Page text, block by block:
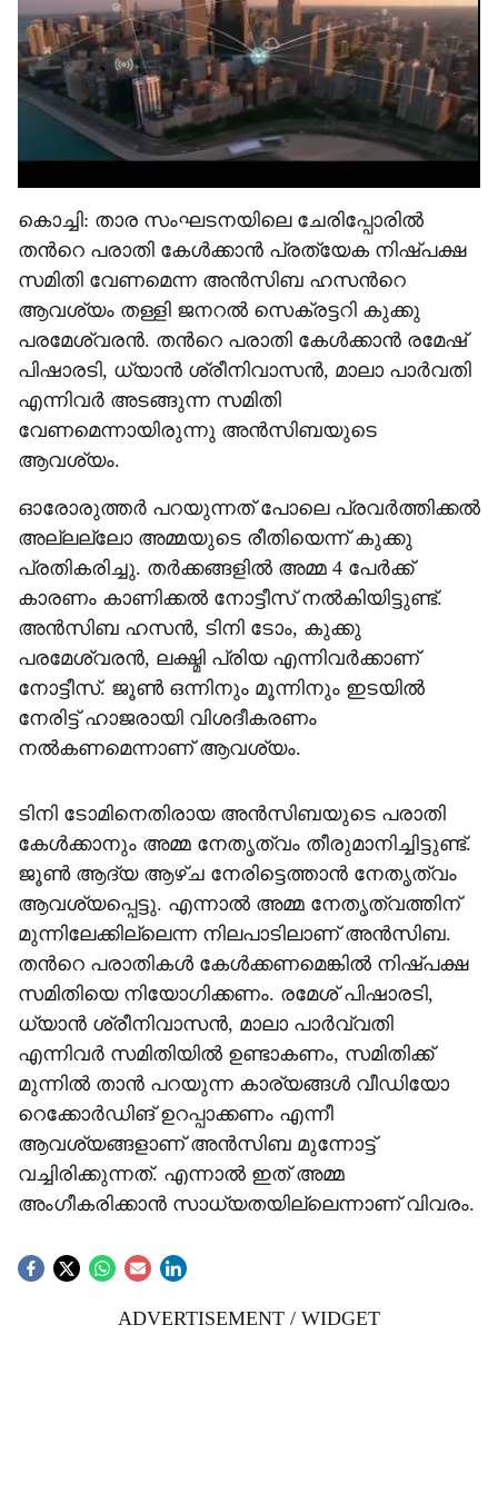
e
കൊച്ചി: താര സംഘടനയിലെ ചേരിപ്പോരിൽ
തന്‍റെ പരാതി കേൾക്കാൻ പ്രത്യേക നിഷ്പക്ഷ
സമിതി വേണമെന്ന അൻസിബ ഹസന്‍റെ
ആവശ്യം തള്ളി ജനറൽ സെക്രട്ടറി കുക്കു
പരമേശ്വരൻ‌. തന്‍റെ പരാതി കേൾക്കാൻ രമേഷ്
പിഷാരടി, ധ്യാൻ ശ്രീനിവാസൻ, മാലാ പാര്‍വതി
എന്നിവർ അടങ്ങുന്ന സമിതി
വേണമെന്നായിരുന്നു അൻ‌സിബയുടെ
ആവശ്യം.
ഓരോരുത്തര്‍ പറയുന്നത് പോലെ പ്രവര്‍ത്തിക്കല്‍
അല്ലല്ലോ അമ്മയുടെ രീതിയെന്ന് കുക്കു
പ്രതികരിച്ചു. തർക്കങ്ങളിൽ അമ്മ 4 പേർക്ക്
കാരണം കാണിക്കൽ നോട്ടീസ് നൽകിയിട്ടുണ്ട്.
അൻസിബ ഹസൻ, ടിനി ടോം, കുക്കു
പരമേശ്വരൻ, ലക്ഷ്മി പ്രിയ എന്നിവർക്കാണ്
നോട്ടീസ്. ജൂൺ ഒന്നിനും മൂന്നിനും ഇടയിൽ
നേരിട്ട് ഹാജരായി വിശദീകരണം
നൽകണമെന്നാണ് ആവശ്യം.
ടിനി ടോമിനെതിരായ അൻസിബയുടെ പരാതി
കേൾക്കാനും അമ്മ നേതൃത്വം തീരുമാനിച്ചിട്ടുണ്ട്.
ജൂൺ ആദ്യ ആഴ്ച നേരിട്ടെത്താൻ നേതൃത്വം
ആവശ്യപ്പെട്ടു. എന്നാൽ അമ്മ നേതൃത്വത്തിന്
മുന്നിലേക്കില്ലെന്ന നിലപാടിലാണ് അൻസിബ.
തന്‍റെ പരാതികൾ കേൾക്കണമെങ്കിൽ നിഷ്പക്ഷ
സമിതിയെ നിയോഗിക്കണം. രമേശ് പിഷാരടി,
ധ്യാൻ ശ്രീനിവാസൻ, മാലാ പാർവ്വതി
എന്നിവർ സമിതിയിൽ ഉണ്ടാകണം, സമിതിക്ക്
മുന്നിൽ താൻ പറയുന്ന കാര്യങ്ങൾ വീഡിയോ
റെക്കോർഡിങ് ഉറപ്പാക്കണം എന്നീ
ആവശ്യങ്ങളാണ് അൻസിബ മുന്നോട്ട്
വച്ചിരിക്കുന്നത്. എന്നാൽ ഇത് അമ്മ
അംഗീകരിക്കാൻ സാധ്യതയില്ലെന്നാണ് വിവരം.
ADVERTISEMENT / WIDGET